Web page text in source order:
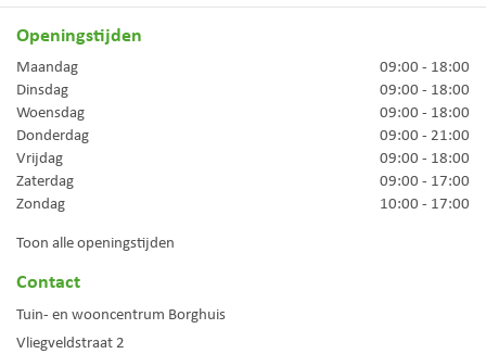
Openingstijden
Maandag
09:00 - 18:00
Dinsdag
09:00 - 18:00
Woensdag
09:00 - 18:00
Donderdag
09:00 - 21:00
Vrijdag
09:00 - 18:00
Zaterdag
09:00 - 17:00
Zondag
10:00 - 17:00
Toon alle openingstijden
Contact
Tuin- en wooncentrum Borghuis
Vliegveldstraat 2